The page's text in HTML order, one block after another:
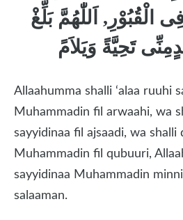
الْقُبُوْرِ, اَللّٰهُمَّ بَلِّغْ
تَحِيَّةً وَيَلاَمً
Allaahumma shalli ‘alaa ruuhi
Muhammadin fil arwaahi, wa
sayyidinaa fil ajsaadi, wa shalli
Muhammadin fil qubuuri,
sayyidinaa Muhammadin
salaaman.